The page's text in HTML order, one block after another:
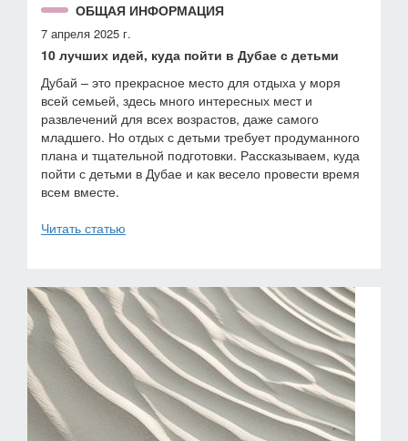
ОБЩАЯ ИНФОРМАЦИЯ
7 апреля 2025 г.
10 лучших идей, куда пойти в Дубае с детьми
Дубай – это прекрасное место для отдыха у моря
всей семьей, здесь много интересных мест и
развлечений для всех возрастов, даже самого
младшего. Но отдых с детьми требует продуманного
плана и тщательной подготовки. Рассказываем, куда
пойти с детьми в Дубае и как весело провести время
всем вместе.
Читать статью